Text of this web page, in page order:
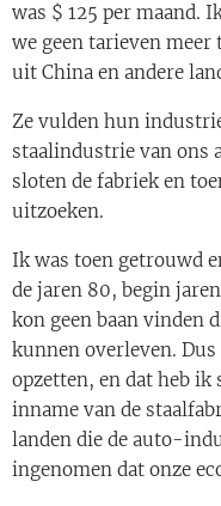
was $ 125 per maand.
we geen tarieven meer
uit China en andere
Ze vulden hun
staalindustrie van ons
sloten de fabriek en
uitzoeken.
Ik was toen getrouwd
de jaren 80, begin
kon geen baan vinden
kunnen overleven.
opzetten, en dat heb ik
inname van de
landen die de auto-
ingenomen dat onze